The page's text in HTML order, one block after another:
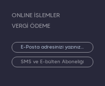
ONLINE İŞLEMLER
VERGİ ÖDEME
SMS ve E-bülten Aboneliği